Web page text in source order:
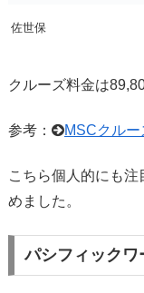
佐世保
クルーズ料金は
参考： MSCクルー
こちら個人的にも
めました。
パシフィックワ